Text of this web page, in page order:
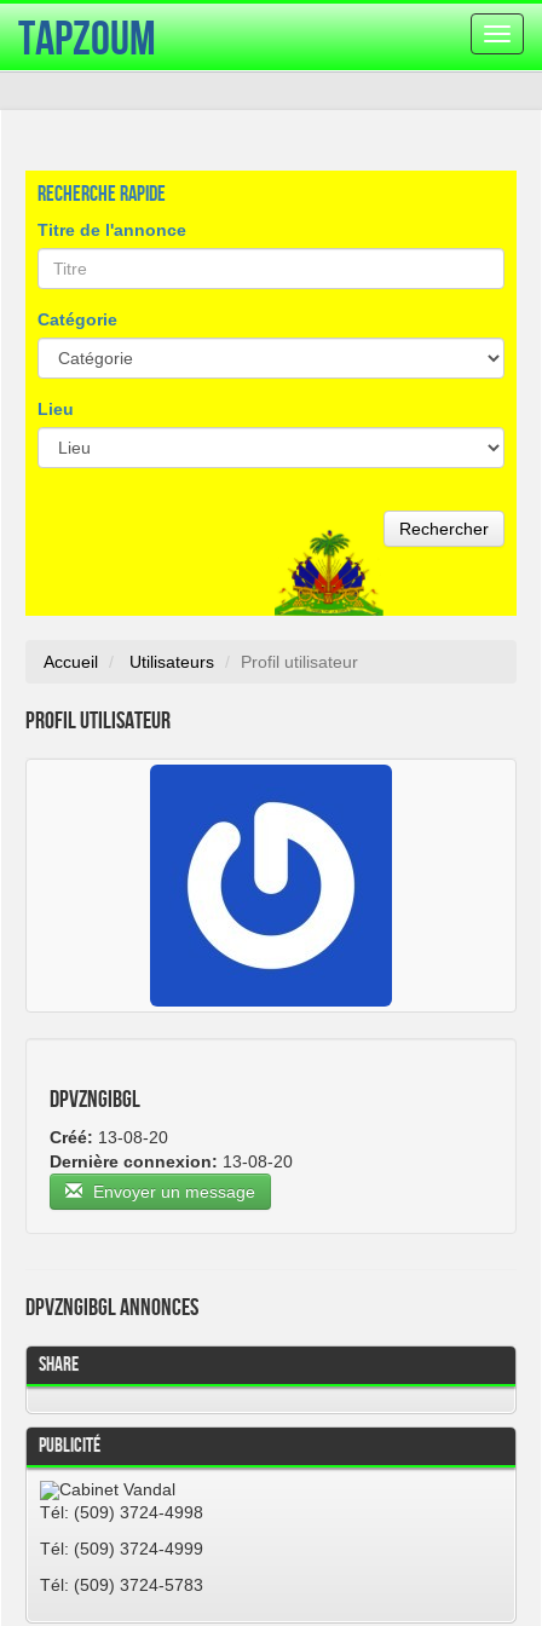
la
TapZoum
Recherche rapide
Titre de l'annonce
Catégorie
Lieu
Rechercher
Accueil Utilisateurs Profil utilisateur
Profil utilisateur
dpvzngibgl
Créé: 13-08-20
Dernière connexion: 13-08-20
Envoyer un message
dpvzngibgl Annonces
Share
Publicité
Tél: (509) 3724-4998
Tél: (509) 3724-4999
Tél: (509) 3724-5783